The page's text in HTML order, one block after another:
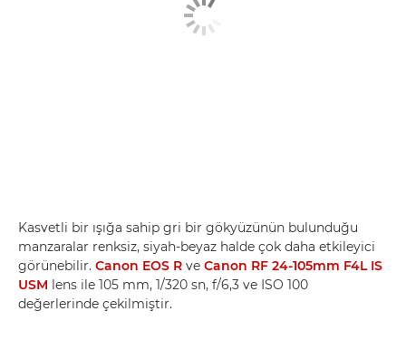
Kasvetli bir ışığa sahip gri bir gökyüzünün bulunduğu
manzaralar renksiz, siyah-beyaz halde çok daha etkileyici
görünebilir. Canon EOS R ve Canon RF 24-105mm F4L IS
USM lens ile 105 mm, 1/320 sn, f/6,3 ve ISO 100
değerlerinde çekilmiştir.